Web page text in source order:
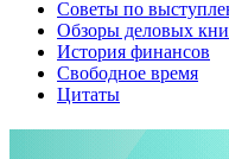
Советы по
Обзоры деловых
История финансов
Свободное время
Цитаты